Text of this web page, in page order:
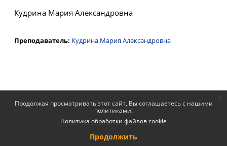
Продолжая просматривать этот сайт, Вы соглашаетесь с нашими
политиками:
Политика обработки файлов cookie
Продолжить
Кудрина Мария Александровна
Преподаватель: Кудрина Мария Александровна